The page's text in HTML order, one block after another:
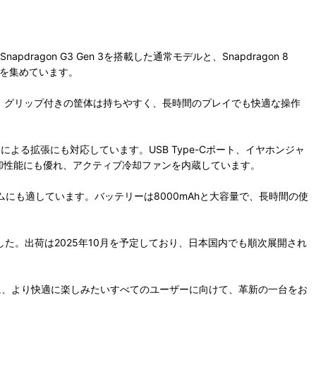
G3 Gen 3を搭載した通常モデルと、Snapdragon 8
めています。
リップ付きの筐体は持ちやすく、長時間のプレイでも快適な操作
よる拡張にも対応しています。USB Type-Cポート、イヤホンジャ
能にも優れ、アクティブ冷却ファンを内蔵しています。
も適しています。バッテリーは8000mAhと大容量で、長時間の使
。出荷は2025年10月を予定しており、日本国内でも順次展開され
より快適に楽しみたいすべてのユーザーに向けて、革新の一台をお